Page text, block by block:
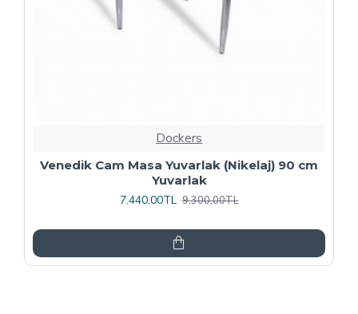
Dockers
Plaza Kare ESB Mutfak Masası (Werzalit,
Allzalit veya Wermodin Tablalı 80X80) -
Afyon Mermer